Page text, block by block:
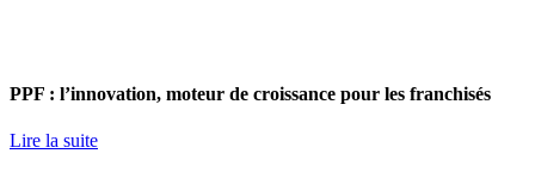
PPF : l’innovation, moteur de croissance pour les franchisés
Lire la suite